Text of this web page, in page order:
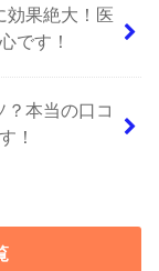
効果絶大！医
です！
？本当の口コ
！